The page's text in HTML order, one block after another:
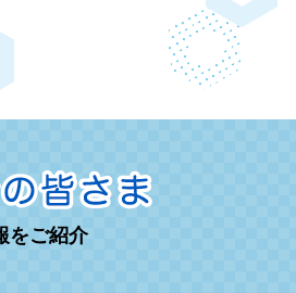
をご紹介